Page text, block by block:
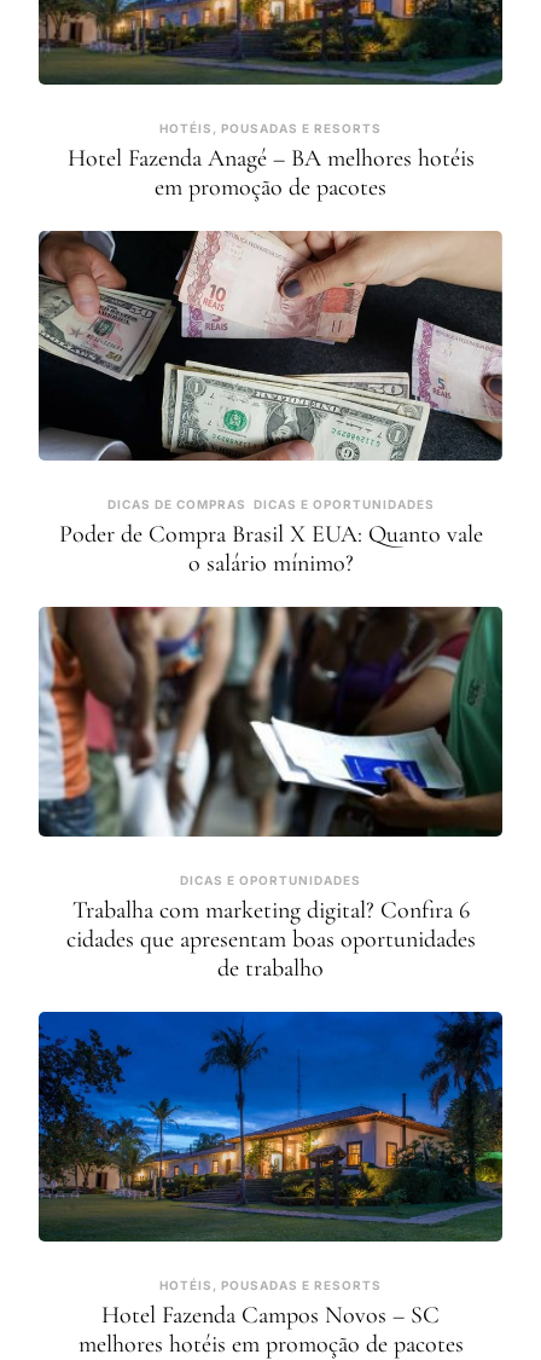
HOTÉIS, POUSADAS E RESORTS
Hotel Fazenda Anagé – BA melhores hotéis
em promoção de pacotes
DICAS DE COMPRAS DICAS E OPORTUNIDADES
Poder de Compra Brasil X EUA: Quanto vale
o salário mínimo?
DICAS E OPORTUNIDADES
Trabalha com marketing digital? Confira 6
cidades que apresentam boas oportunidades
de trabalho
HOTÉIS, POUSADAS E RESORTS
Hotel Fazenda Campos Novos – SC
melhores hotéis em promoção de pacotes